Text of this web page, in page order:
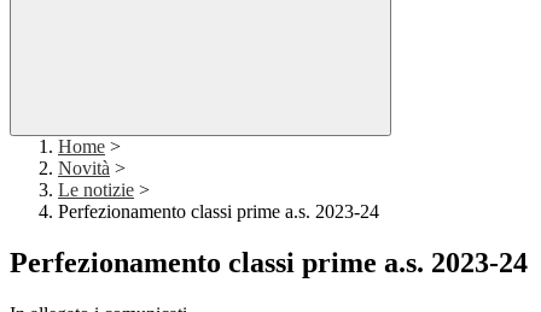
Home >
Novità >
Le notizie >
Perfezionamento classi prime a.s. 2023-24
Perfezionamento classi prime a.s. 2023-24